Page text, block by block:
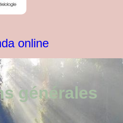
online
générales